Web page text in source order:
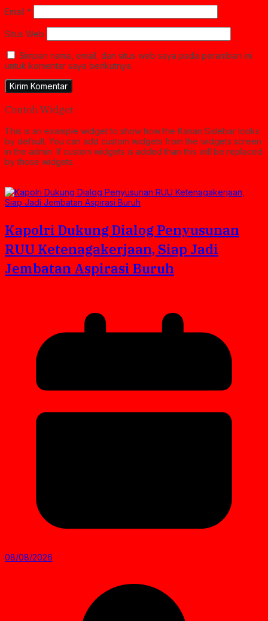
Email *
Situs Web
Simpan nama, email, dan situs web saya pada peramban ini
untuk komentar saya berikutnya.
Contoh Widget
This is an example widget to show how the Kanan Sidebar looks
by default. You can add custom widgets from the widgets screen
in the admin. If custom widgets is added than this will be replaced
by those widgets.
Kapolri Dukung Dialog Penyusunan
RUU Ketenagakerjaan, Siap Jadi
Jembatan Aspirasi Buruh
08/08/2026